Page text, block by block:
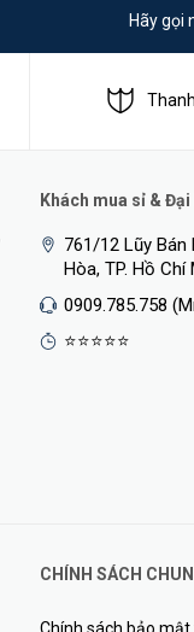
Hãy gọi
Khách mua sỉ & Đại
761/12 Lũy Bán
Hòa, TP. Hồ Chí
0909.785.758
⭐⭐⭐⭐⭐
CHÍNH SÁCH
Chính sách bảo